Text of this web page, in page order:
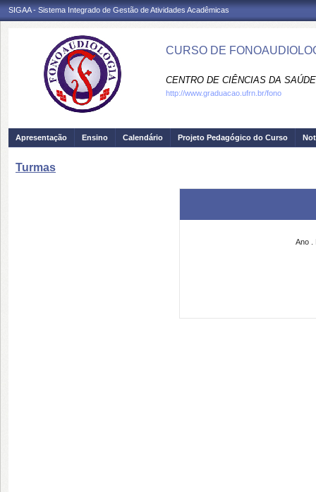
SIGAA - Sistema Integrado de Gestão de Atividades Acadêmicas
CURSO DE
CENTRO DE CIÊNCIAS DA
http://www.graduacao.ufrn.br/fono
Apresentação Ensino Calendário Projeto Pedagógico do Curso
Turmas
Ano